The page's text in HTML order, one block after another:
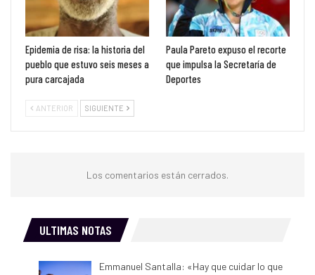
Epidemia de risa: la historia del
pueblo que estuvo seis meses a
pura carcajada
Paula Pareto expuso el recorte
que impulsa la Secretaría de
Deportes
ANTERIOR SIGUIENTE
Los comentarios están cerrados.
ULTIMAS NOTAS
Emmanuel Santalla: «Hay que cuidar lo que